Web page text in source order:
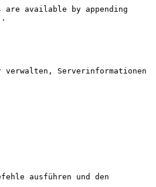
available by appending
Serverinformationen
ausführen und den